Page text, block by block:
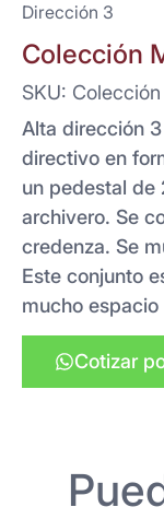
Dirección 3
Colección
SKU:
Alta dirección
directivo en
un pedestal de
archivero. Se
credenza. Se
Este conjunto
mucho
Cotizar